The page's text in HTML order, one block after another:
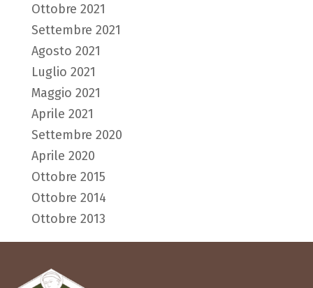
Ottobre 2021
Settembre 2021
Agosto 2021
Luglio 2021
Maggio 2021
Aprile 2021
Settembre 2020
Aprile 2020
Ottobre 2015
Ottobre 2014
Ottobre 2013